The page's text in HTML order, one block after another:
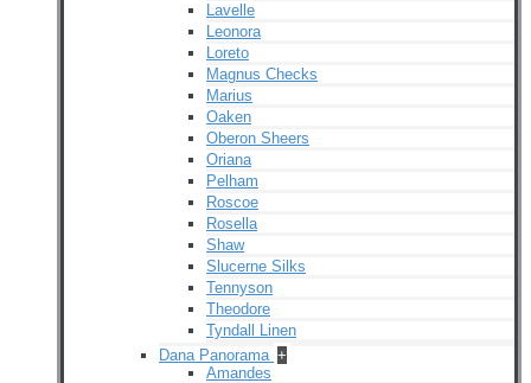
Lavelle
Leonora
Loreto
Magnus Checks
Marius
Oaken
Oberon Sheers
Oriana
Pelham
Roscoe
Rosella
Shaw
Slucerne Silks
Tennyson
Theodore
Tyndall Linen
Dana Panorama +
Amandes